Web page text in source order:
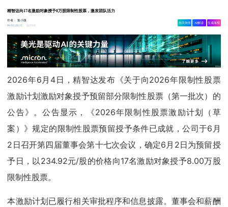
精智达向17名激励对象授予8万股限制性股票，激发团队活力
作者：集小微
06-03 20:15
3319
相关舆情 AI解读 生成海报
2026年6月4日，精智达发布《关于向2026年限制性股票
激励计划激励对象授予预留部分限制性股票（第一批次）的
公告》。公告显示，《2026年限制性股票激励计划（草
案）》规定的限制性股票预留授予条件已成就，公司于6月
2日召开第四届董事会第十七次会议，确定6月2日为预留授
予日，以234.92元/股的价格向17名激励对象授予8.00万股
限制性股票。
本激励计划已履行相关审批程序和信息披露。董事会和薪酬